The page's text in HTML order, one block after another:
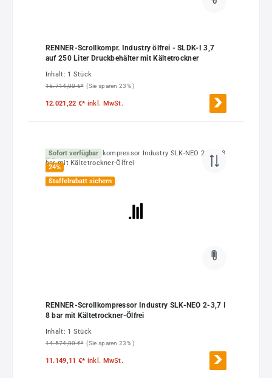
RENNER-Scrollkompr. Industry ölfrei - SLDK-I 3,7
auf 250 Liter Druckbehälter mit Kältetrockner
Inhalt: 1 Stück
15.714,00 €* (Sie sparen 23% )
12.021,22 €* inkl. MwSt.
Sofort verfügbar
24%
Staffelrabatt sichern
RENNER-Scrollkompressor Industry SLK-NEO 2-3,7 I
8 bar mit Kältetrockner-Ölfrei
Inhalt: 1 Stück
14.574,00 €* (Sie sparen 23% )
11.149,11 €* inkl. MwSt.